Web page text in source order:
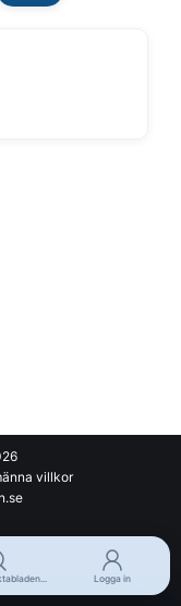
villkor
Logga in